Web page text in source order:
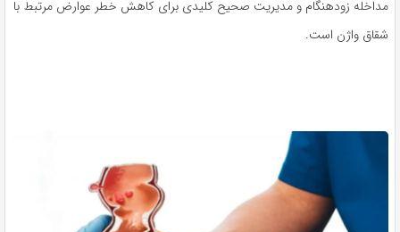
مداخله زودهنگام و مدیریت صحیح کلیدی برای کاهش خطر عوارض مرتبط با
شقاق واژن است.